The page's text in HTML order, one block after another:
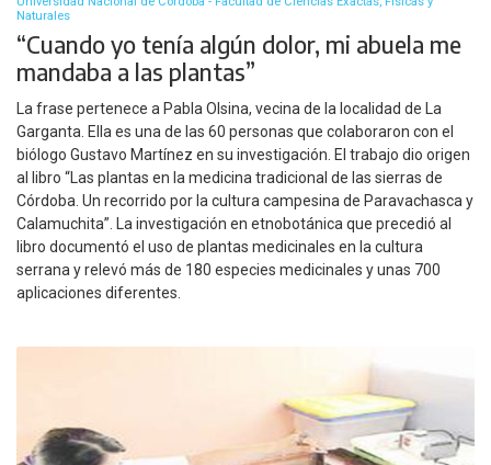
Naturales
“Cuando yo tenía algún dolor, mi abuela me
mandaba a las plantas”
La frase pertenece a Pabla Olsina, vecina de la localidad de La
Garganta. Ella es una de las 60 personas que colaboraron con el
biólogo Gustavo Martínez en su investigación. El trabajo dio origen
al libro “Las plantas en la medicina tradicional de las sierras de
Córdoba. Un recorrido por la cultura campesina de Paravachasca y
Calamuchita”. La investigación en etnobotánica que precedió al
libro documentó el uso de plantas medicinales en la cultura
serrana y relevó más de 180 especies medicinales y unas 700
aplicaciones diferentes.